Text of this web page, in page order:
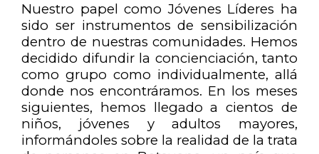
Nuestro papel como Jóvenes Líderes ha
sido ser instrumentos de sensibilización
dentro de nuestras comunidades. Hemos
decidido difundir la concienciación, tanto
como grupo como individualmente, allá
donde nos encontráramos. En los meses
siguientes, hemos llegado a cientos de
niños, jóvenes y adultos mayores,
informándoles sobre la realidad de la trata